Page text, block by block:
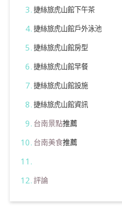
捷絲旅虎山館下午茶
捷絲旅虎山館戶外泳池
捷絲旅虎山館房型
捷絲旅虎山館早餐
捷絲旅虎山館設施
捷絲旅虎山館資訊
台南景點推薦
台南美食推薦
評論